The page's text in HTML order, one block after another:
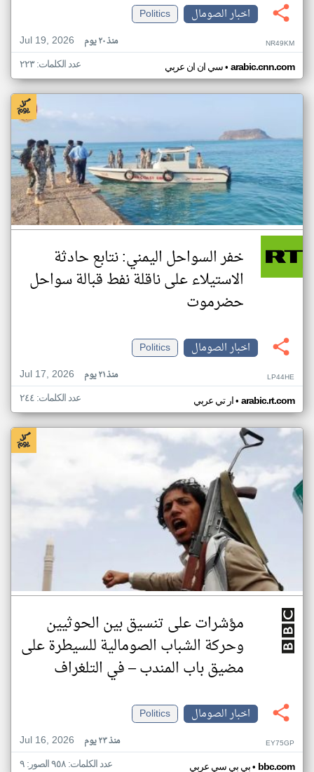
اخبار الصومال
Politics
Jul 19, 2026
منذ ٢٠ يوم NR49KM
سي ان ان عربي• arabic.cnn.com عدد الكلمات: ٢٢٣
خفر السواحل اليمني: نتابع حادثة
الاستيلاء على ناقلة نفط قبالة سواحل
حضرموت
اخبار الصومال
Politics
Jul 17, 2026
منذ ٢١ يوم LP44HE
ار تي عربي• arabic.rt.com عدد الكلمات: ٢٤٤
مؤشرات على تنسيق بين الحوثيين
وحركة الشباب الصومالية للسيطرة على
مضيق باب المندب – في التلغراف
اخبار الصومال
Politics
Jul 16, 2026
منذ ٢٣ يوم EY75GP
بي بي سي عربي• bbc.com عدد الكلمات: ٩٥٨ الصور: ٩